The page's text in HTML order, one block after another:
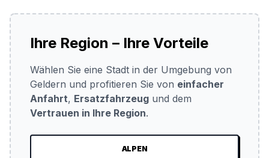
Ihre Region – Ihre Vorteile
Wählen Sie eine Stadt in der Umgebung von
Geldern und profitieren Sie von einfacher
Anfahrt, Ersatzfahrzeug und dem
Vertrauen in Ihre Region.
ALPEN